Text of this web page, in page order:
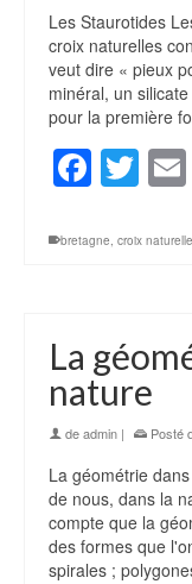
Les Staurotides
croix naturelles
veut dire « pieux
minéral, un
pour la première
bretagne, croix
La
nature
deadmin | Posté
La géométrie
de nous, dans la
compte que la
des formes que
spirales ;